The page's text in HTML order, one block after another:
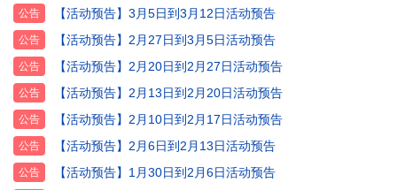
公告 【活动预告】3月5日到3月12日活动预告
公告 【活动预告】2月27日到3月5日活动预告
公告 【活动预告】2月20日到2月27日活动预告
公告 【活动预告】2月13日到2月20日活动预告
公告 【活动预告】2月10日到2月17日活动预告
公告 【活动预告】2月6日到2月13日活动预告
公告 【活动预告】1月30日到2月6日活动预告